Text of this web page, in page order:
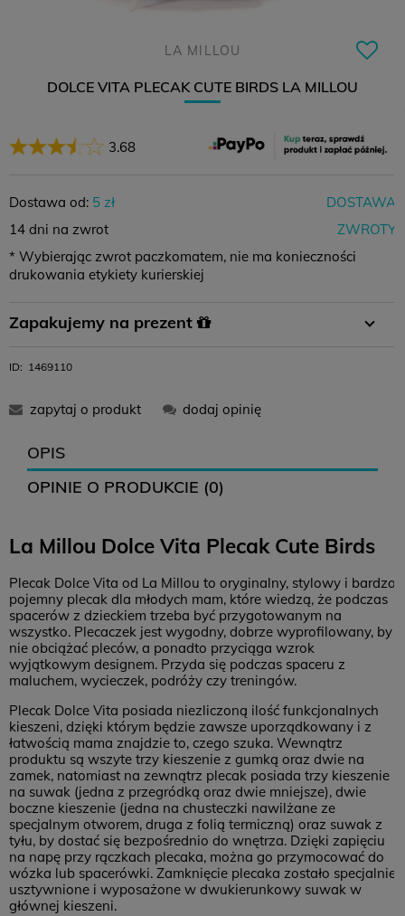
LA MILLOU
DOLCE VITA PLECAK CUTE BIRDS LA MILLOU
3.68
Dostawa od: 5 zł
DOSTAWA
14 dni na zwrot
ZWROTY
* Wybierając zwrot paczkomatem, nie ma konieczności
drukowania etykiety kurierskiej
Płatność za
12,99 zł
14,99 zł 18,99 zł 0 zł
Zwroty
Czas na zwrot:14 dni
Koszt zwrotu: 12,99 ( paczkomat)
Brak konieczności drukowania listu przewozowego
Zapakujemy na prezent
ID: 1469110
zapytaj o produkt dodaj opinię
OPIS
OPINIE O PRODUKCIE (0)
La Millou Dolce Vita Plecak Cute Birds
Plecak Dolce Vita od La Millou to oryginalny, stylowy i bardzo
pojemny plecak dla młodych mam, które wiedzą, że podczas
spacerów z dzieckiem trzeba być przygotowanym na
wszystko. Plecaczek jest wygodny, dobrze wyprofilowany, by
nie obciążać pleców, a ponadto przyciąga wzrok
wyjątkowym designem. Przyda się podczas spaceru z
maluchem, wycieczek, podróży czy treningów.
Plecak Dolce Vita posiada niezliczoną ilość funkcjonalnych
kieszeni, dzięki którym będzie zawsze uporządkowany i z
łatwością mama znajdzie to, czego szuka. Wewnątrz
produktu są wszyte trzy kieszenie z gumką oraz dwie na
zamek, natomiast na zewnątrz plecak posiada trzy kieszenie
na suwak (jedna z przegródką oraz dwie mniejsze), dwie
boczne kieszenie (jedna na chusteczki nawilżane ze
specjalnym otworem, druga z folią termiczną) oraz suwak z
tyłu, by dostać się bezpośrednio do wnętrza. Dzięki zapięciu
na napę przy rączkach plecaka, można go przymocować do
wózka lub spacerówki. Zamknięcie plecaka zostało specjalnie
usztywnione i wyposażone w dwukierunkowy suwak w
głównej kieszeni.